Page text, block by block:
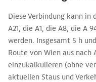
Diese Verbindung kann in
A21, die A1, die A8, die A
werden. Insgesamt 5 h
Route von Wien aus nach
einzukalkulieren (ohne
aktuellen Staus und